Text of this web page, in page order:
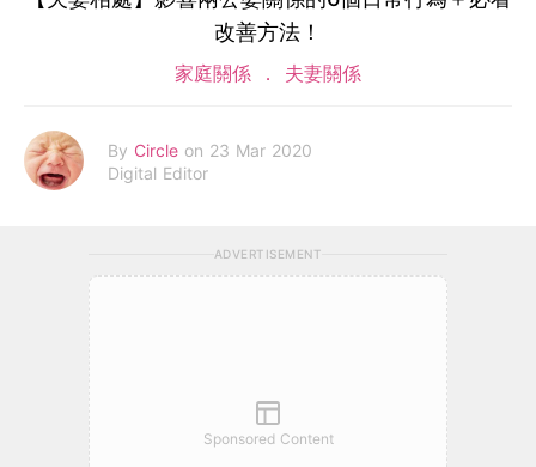
改善方法！
家庭關係 夫妻關係
By Circle on 23 Mar 2020
Digital Editor
ADVERTISEMENT
Sponsored Content